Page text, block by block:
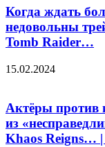
Когда ждать
недовольны
Tomb Raider…
15.02.2024
Актёры против
из
Khaos Reigns…